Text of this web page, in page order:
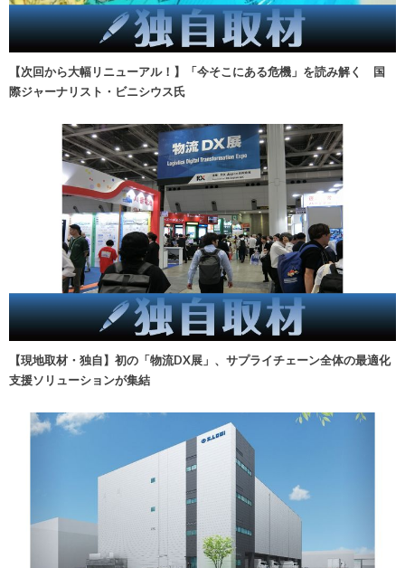
【次回から大幅リニューアル！】「今そこにある危機」を読み解く 国
際ジャーナリスト・ビニシウス氏
【現地取材・独自】初の「物流DX展」、サプライチェーン全体の最適化
支援ソリューションが集結